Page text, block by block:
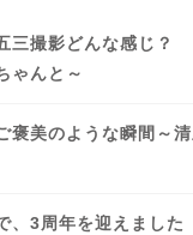
三撮影どんな感じ？
ゃんと～
褒美のような瞬間～
、3周年を迎えました